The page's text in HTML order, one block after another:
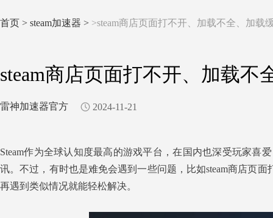
首页 > steam加速器 > >steam商店页面打不开、加载不全、加载
steam商店页面打不开、加载
雷神加速器官方 2024-11-21
Steam作为全球认知度最高的游戏平台，在国内也深受玩家喜
讯。不过，有时也是难免会遇到一些问题，比如steam商店页
再遇到类似情况就能轻松解决。